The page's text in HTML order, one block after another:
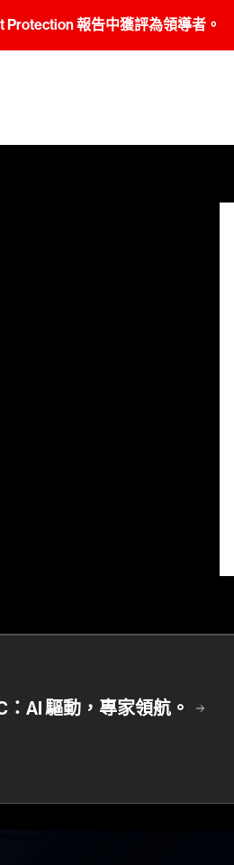
報告中獲評為領導者。
：AI 驅動，專家領航。